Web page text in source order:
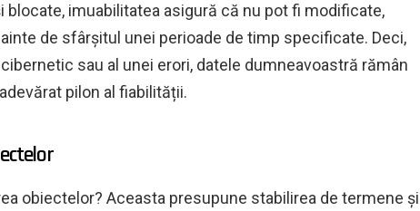
blocate, imuabilitatea asigură că nu pot fi modificate,
de sfârșitul unei perioade de timp specificate. Deci,
sau al unei erori, datele dumneavoastră rămân
pilon al fiabilității.
obiectelor? Aceasta presupune stabilirea de termene și